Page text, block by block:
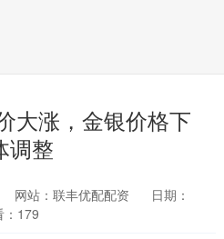
大涨，金银价格下
调整
网站：联丰优配配资
日期：
：179